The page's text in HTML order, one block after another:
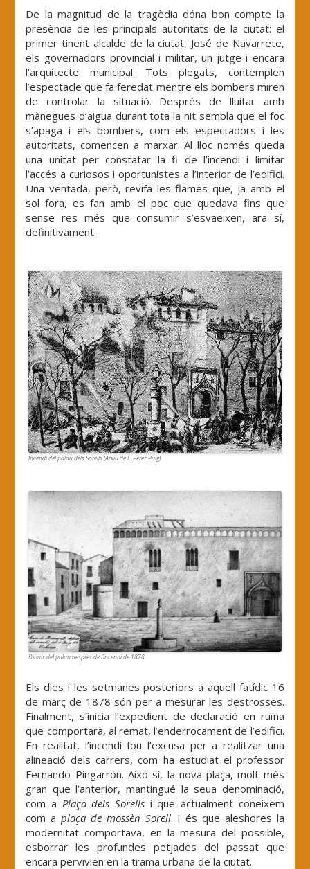
De la magnitud de la tragèdia dóna bon compte la
presència de les principals autoritats de la ciutat: el
primer tinent alcalde de la ciutat, José de Navarrete,
els governadors provincial i militar, un jutge i encara
l’arquitecte municipal. Tots plegats, contemplen
l’espectacle que fa feredat mentre els bombers miren
de controlar la situació. Després de lluitar amb
mànegues d’aigua durant tota la nit sembla que el foc
s’apaga i els bombers, com els espectadors i les
autoritats, comencen a marxar. Al lloc només queda
una unitat per constatar la fi de l’incendi i limitar
l’accés a curiosos i oportunistes a l’interior de l’edifici.
Una ventada, però, revifa les flames que, ja amb el
sol fora, es fan amb el poc que quedava fins que
sense res més que consumir s’esvaeixen, ara sí,
definitivament.
Incendi del palau dels Sorells (Arxiu de F. Pérez Puig)
Dibuix del palau després de l’incendi de 1878
Els dies i les setmanes posteriors a aquell fatídic 16
de març de 1878 són per a mesurar les destrosses.
Finalment, s’inicia l’expedient de declaració en ruïna
que comportarà, al remat, l’enderrocament de l’edifici.
En realitat, l’incendi fou l’excusa per a realitzar una
alineació dels carrers, com ha estudiat el professor
Fernando Pingarrón. Això sí, la nova plaça, molt més
gran que l’anterior, mantingué la seua denominació,
com a Plaça dels Sorells i que actualment coneixem
com aplaça de mossèn Sorell. I és que aleshores la
modernitat comportava, en la mesura del possible,
esborrar les profundes petjades del passat que
encara pervivien en la trama urbana de la ciutat.